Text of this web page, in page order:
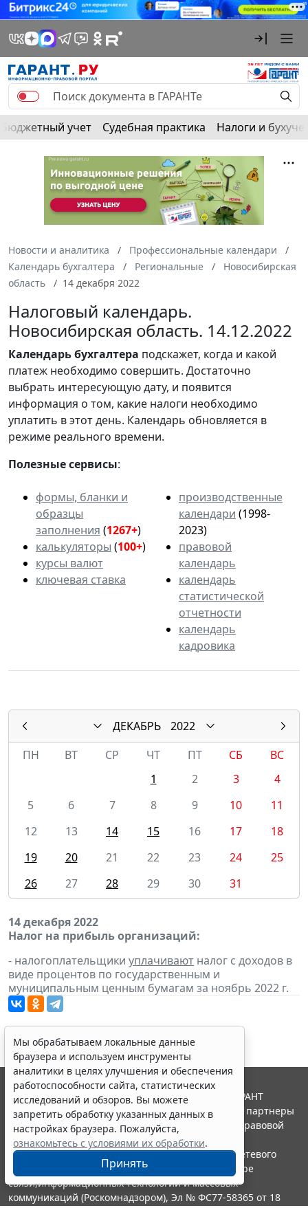
Бюджетный учет Судебная практика Налоги и
Новости и аналитика
Профессиональные календари
Календарь бухгалтера
Региональные
Новосибирская
область
14 декабря 2022
Налоговый календарь.
Новосибирская область. 14.12.2022
Календарьбухгалтера подскажет, когда и какой
платеж необходимо совершить. Достаточно
выбрать интересующую дату, и появится
информация о том, какие налоги необходимо
уплатить в этот день. Календарь обновляется в
режиме реального времени.
Полезные сервисы:
формы, бланки и
образцы
заполнения (1267+)
калькуляторы (100+)
курсы валют
ключевая ставка
производственные
календари (1998-
2023)
правовой
календарь
календарь
статистической
отчетности
календарь
кадровика
ДЕКАБРЬ
2022
ПН
ВТ СР ЧТ ПТ СБ
ВС
1
2 3
4
5
6 7 8 9 10
11
12
13 14 15 16 17
18
19
20 21 22 23 24
25
26
27 28 29 30 31
14 декабря 2022
Налог на прибыль организаций:
- налогоплательщики уплачивают налог с доходов в
виде процентов по государственным и
муниципальным ценным бумагам за ноябрь 2022 г.
Мы обрабатываем локальные данные
браузера и используем инструменты
аналитики в целях улучшения и обеспечения
работоспособности сайта, статистических
исследований и обзоров. Вы можете
запретить обработку указанных данных в
настройках браузера. Пожалуйста,
ознакомьтесь с условиями их обработки.
Принять
© ООО "НПП "ГАРАНТ-СЕРВИС", 2026. Система ГАРАНТ
выпускается с 1990 года. Компания "Гарант" и ее партнеры
являются участниками Российской ассоциации правовой
информации ГАРАНТ.
Портал ГАРАНТ.РУ зарегистрирован в качестве сетевого
издания Федеральной службой по надзору в сфере
связи,информационных технологий и массовых
коммуникаций (Роскомнадзором), Эл № ФС77-58365 от 18